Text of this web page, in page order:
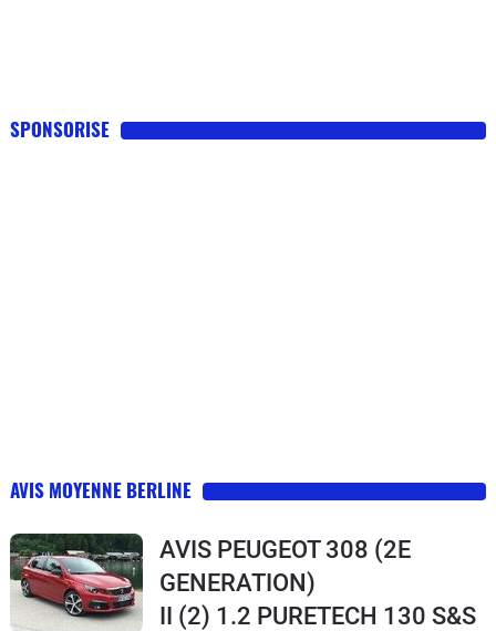
SPONSORISE
AVIS MOYENNE BERLINE
AVIS PEUGEOT 308 (2E
GENERATION)
II (2) 1.2 PURETECH 130 S&S